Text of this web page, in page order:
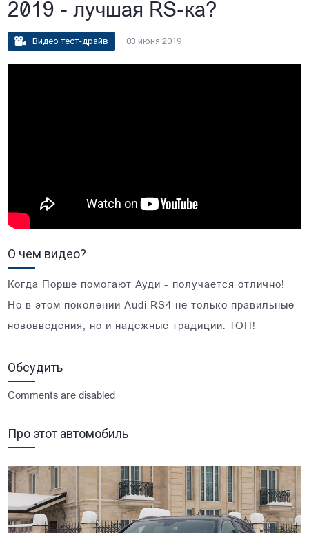
2019 - лучшая RS-ка?
Видео тест-драйв 03 июня 2019
О чем видео?
Когда Порше помогают Ауди - получается отлично!
Но в этом поколении Audi RS4 не только правильные
нововведения, но и надёжные традиции. ТОП!
Обсудить
Comments are disabled
Про этот автомобиль